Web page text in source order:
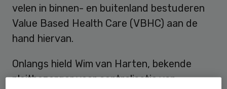
velen in binnen- en buitenland bestuderen
Value Based Health Care (VBHC) aan de
hand hiervan.
Onlangs hield Wim van Harten, bekende
pleitbezorger voor centralisatie van